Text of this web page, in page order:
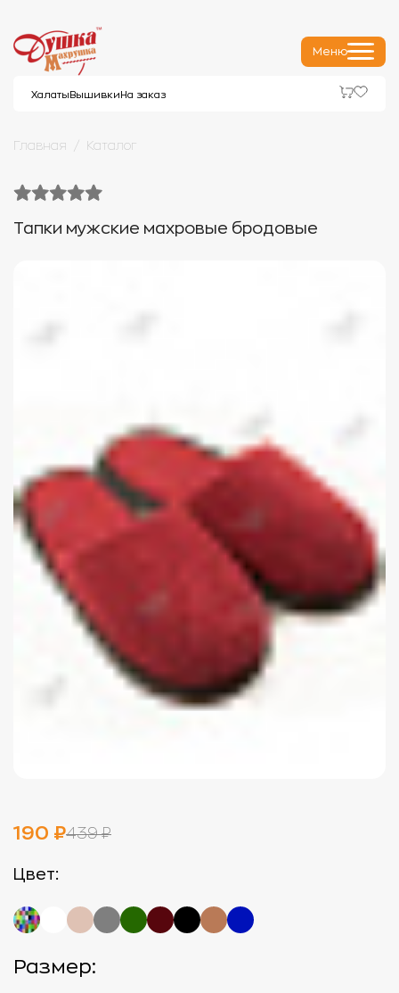
Меню
Халаты Вышивки На заказ
Главная Каталог
Тапки мужские махровые бродовые
190 ₽439 ₽
Цвет:
Размер: